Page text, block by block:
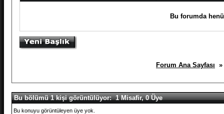
Bu forumda
Forum Ana Sayfası »
Bu bölümü 1 kişi görüntülüyor: 1 Misafir, 0 Üye
Bu konuyu görüntüleyen üye yok.